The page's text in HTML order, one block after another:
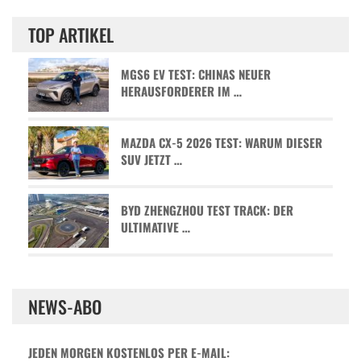
TOP ARTIKEL
MGS6 EV TEST: CHINAS NEUER
HERAUSFORDERER IM …
MAZDA CX-5 2026 TEST: WARUM DIESER
SUV JETZT …
BYD ZHENGZHOU TEST TRACK: DER
ULTIMATIVE …
NEWS-ABO
JEDEN MORGEN KOSTENLOS PER E-MAIL: